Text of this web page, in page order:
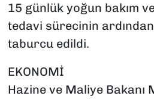
15 günlük yoğun bakım
tedavi sürecinin ardından
taburcu edildi.
EKONOMİ
Hazine ve Maliye Bakanı